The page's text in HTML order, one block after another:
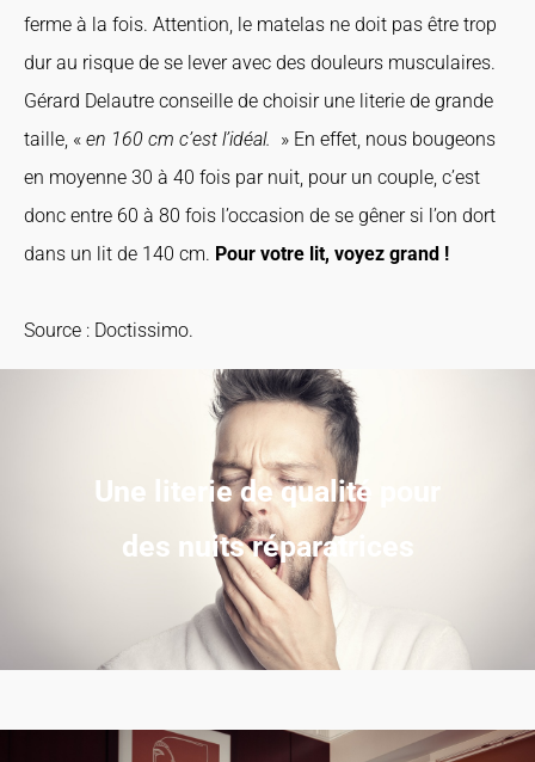
ferme à la fois. Attention, le matelas ne doit pas être trop
dur au risque de se lever avec des douleurs musculaires.
Gérard Delautre conseille de choisir une literie de grande
taille, « en 160 cm c’est l’idéal. » En effet, nous bougeons
en moyenne 30 à 40 fois par nuit, pour un couple, c’est
donc entre 60 à 80 fois l’occasion de se gêner si l’on dort
dans un lit de 140 cm. Pour votre lit, voyez grand !
Source : Doctissimo.
Une literie de qualité pour
des nuits réparatrices